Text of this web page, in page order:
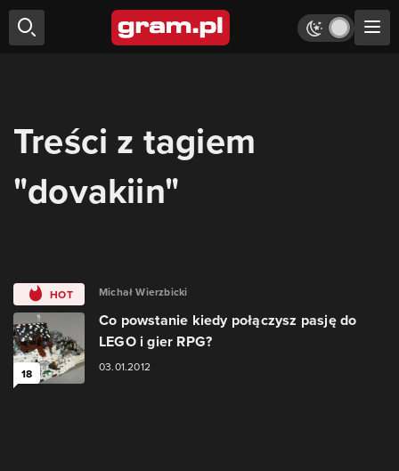
Treści z tagiem
"dovakiin"
HOT
18
Michał Wierzbicki
Co powstanie kiedy połączysz pasję do
LEGO i gier RPG?
03.01.2012